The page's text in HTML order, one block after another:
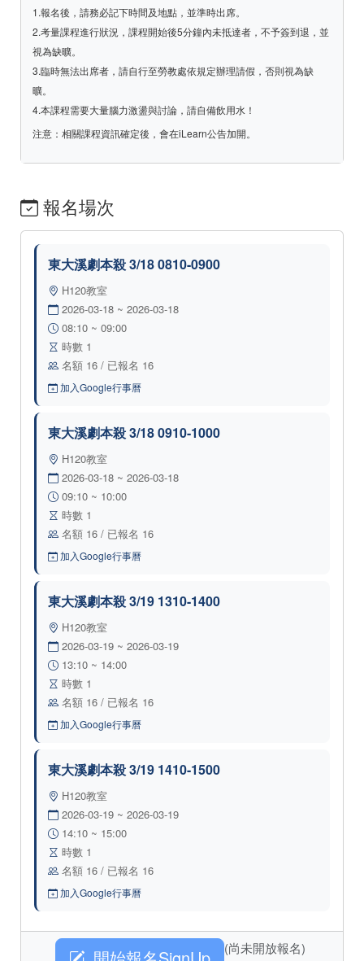
1.報名後，請務必記下時間及地點，並準時出席。
2.考量課程進行狀況，課程開始後5分鐘內未抵達者，不予簽到退，並
視為缺曠。
3.臨時無法出席者，請自行至勞教處依規定辦理請假，否則視為缺
曠。
4.本課程需要大量腦力激盪與討論，請自備飲用水！
注意：相關課程資訊確定後，會在iLearn公告加開。
報名場次
東大溪劇本殺 3/18 0810-0900
H120教室
2026-03-18 ~ 2026-03-18
08:10 ~ 09:00
時數 1
名額 16 / 已報名 16
加入Google行事曆
東大溪劇本殺 3/18 0910-1000
H120教室
2026-03-18 ~ 2026-03-18
09:10 ~ 10:00
時數 1
名額 16 / 已報名 16
加入Google行事曆
東大溪劇本殺 3/19 1310-1400
H120教室
2026-03-19 ~ 2026-03-19
13:10 ~ 14:00
時數 1
名額 16 / 已報名 16
加入Google行事曆
東大溪劇本殺 3/19 1410-1500
H120教室
2026-03-19 ~ 2026-03-19
14:10 ~ 15:00
時數 1
名額 16 / 已報名 16
加入Google行事曆
(尚未開放報名)